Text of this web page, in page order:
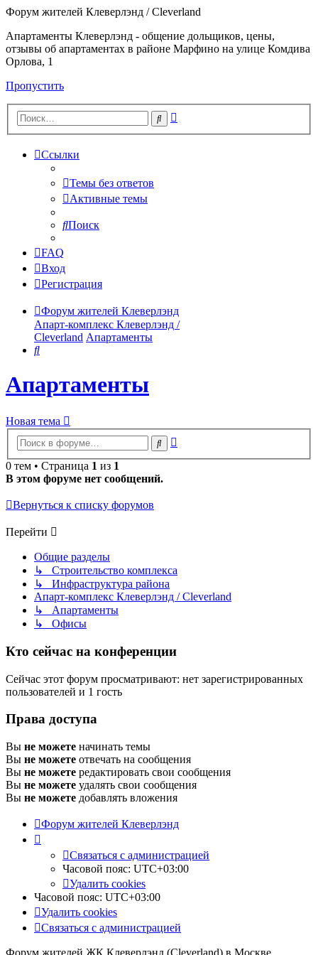
Форум жителей Клеверлэнд / Cleverland
Апартаменты Клеверлэнд - общение дольщиков, цены,
отзывы об апартаментах в районе Марфино на улице Комдива
Орлова, 1
Пропустить
Поиск
Ссылки
Темы без ответов
Активные темы
Поиск
FAQ
Вход
Регистрация
Форум жителей Клеверлэнд
Апарт-комплекс Клеверлэнд /
Cleverland Апартаменты
Поиск
Апартаменты
Новая тема
Поиск
0 тем • Страница 1 из 1
В этом форуме нет сообщений.
Вернуться к списку форумов
Перейти
Общие разделы
↳ Строительство комплекса
↳ Инфраструктура района
Апарт-комплекс Клеверлэнд / Cleverland
↳ Апартаменты
↳ Офисы
Кто сейчас на конференции
Сейчас этот форум просматривают: нет зарегистрированных
пользователей и 1 гость
Права доступа
Вы не можете начинать темы
Вы не можете отвечать на сообщения
Вы не можете редактировать свои сообщения
Вы не можете удалять свои сообщения
Вы не можете добавлять вложения
Форум жителей Клеверлэнд
Связаться с администрацией
Часовой пояс: UTC+03:00
Удалить cookies
Часовой пояс: UTC+03:00
Удалить cookies
Связаться с администрацией
Форум жителей ЖК Клеверлэнд (Cleverland) в Москве.